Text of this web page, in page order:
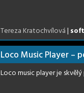
Tereza Kratochvílová|
Loco Music Player –
Loco music player je